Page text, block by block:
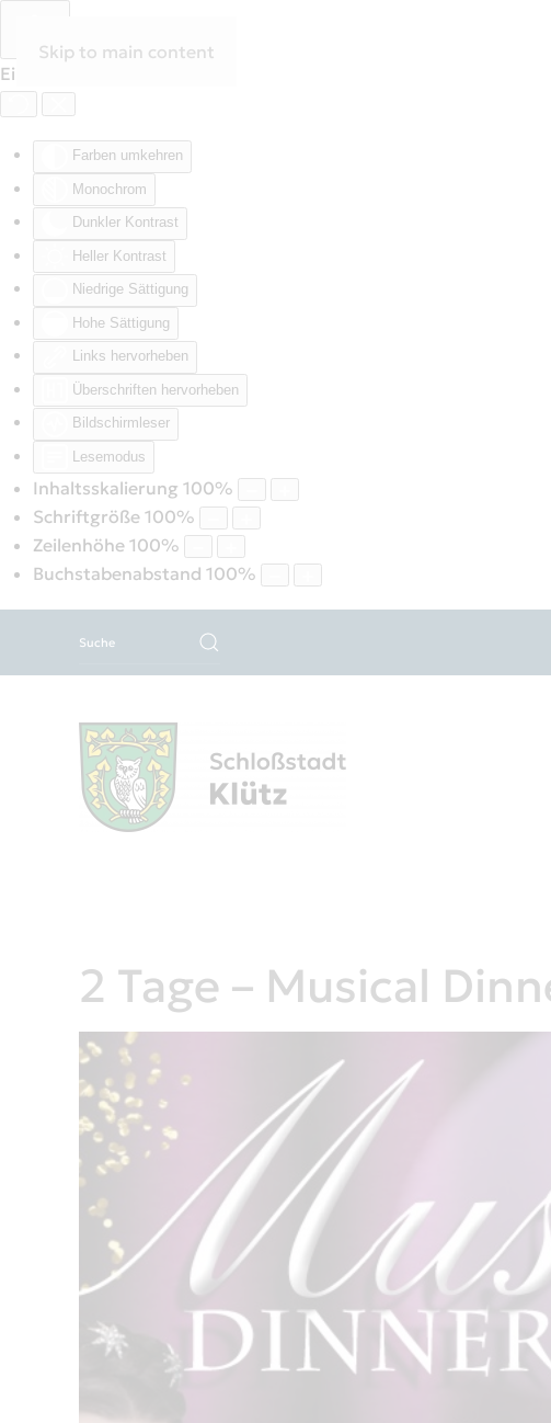
Eingabehilfen öffnen
Farben umkehren
Monochrom
Dunkler Kontrast
Heller Kontrast
Niedrige Sättigung
Hohe Sättigung
Links hervorheben
Überschriften hervorheben
Bildschirmleser
Lesemodus
Inhaltsskalierung 100%
Schriftgröße 100%
Zeilenhöhe 100%
Buchstabenabstand 100%
Skip to main content
2 Tage – Musical